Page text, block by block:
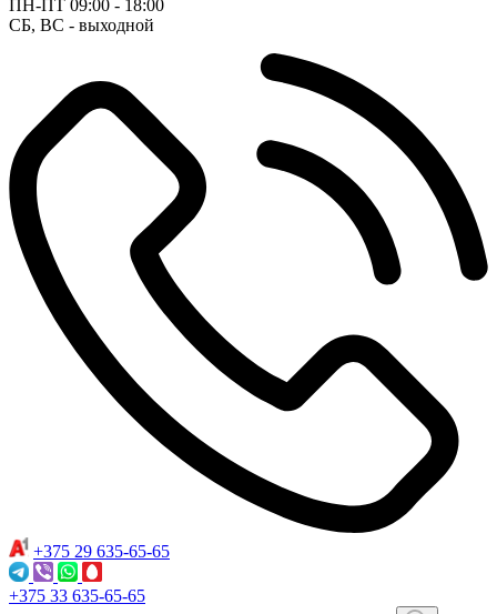
ПН-ПТ 09:00 - 18:00
СБ, ВС - выходной
+375 29 635-65-65
+375 33 635-65-65